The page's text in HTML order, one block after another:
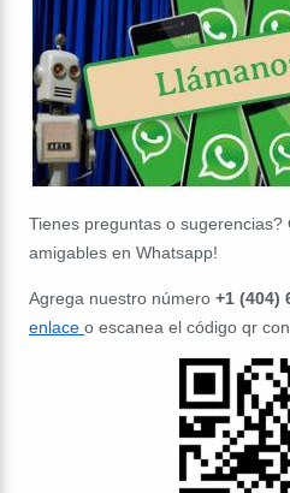
Tienes preguntas o
amigables en Whatsapp!
Agrega nuestro número +1 (404)
enlace o escanea el código qr